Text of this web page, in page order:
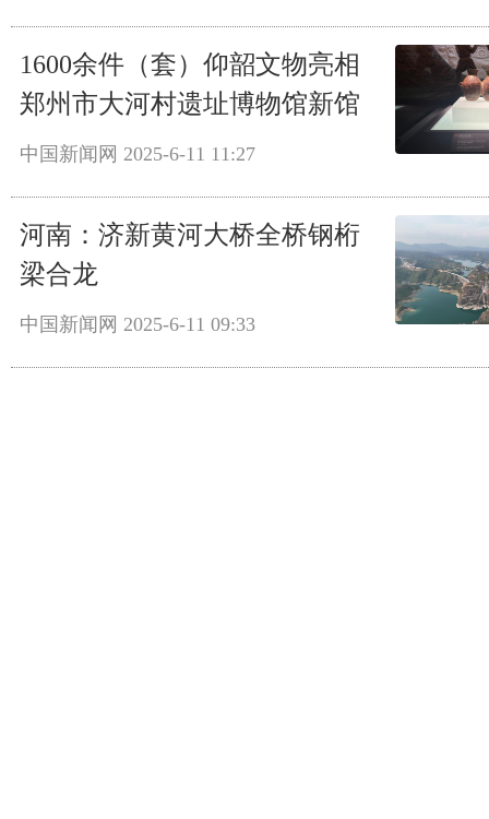
1600余件（套）仰韶文物亮相
郑州市大河村遗址博物馆新馆
中国新闻网 2025-6-11 11:27
河南：济新黄河大桥全桥钢桁
梁合龙
中国新闻网 2025-6-11 09:33